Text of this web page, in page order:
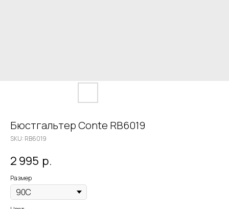
Бюстгальтер Conte RB6019
SKU: RB6019
2 995 р.
Размер